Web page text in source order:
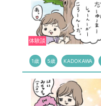
体験談
1歳 5歳 KADOKAWA